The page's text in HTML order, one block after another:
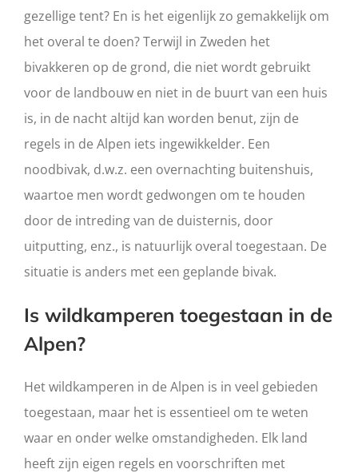
gezellige tent? En is het eigenlijk zo gemakkelijk om
het overal te doen? Terwijl in Zweden het
bivakkeren op de grond, die niet wordt gebruikt
voor de landbouw en niet in de buurt van een huis
is, in de nacht altijd kan worden benut, zijn de
regels in de Alpen iets ingewikkelder. Een
noodbivak, d.w.z. een overnachting buitenshuis,
waartoe men wordt gedwongen om te houden
door de intreding van de duisternis, door
uitputting, enz., is natuurlijk overal toegestaan. De
situatie is anders met een geplande bivak.
Is wildkamperen toegestaan in de
Alpen?
Het wildkamperen in de Alpen is in veel gebieden
toegestaan, maar het is essentieel om te weten
waar en onder welke omstandigheden. Elk land
heeft zijn eigen regels en voorschriften met